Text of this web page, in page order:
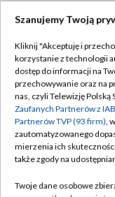
Abonament TVP
Emisja w TVP
Centrum
Naziemna
Szanujemy Twoją
Kliknij "Akceptuję i
korzystanie z technologii
dostęp do informacji na
przechowywanie oraz na
nas, czyli Telewizję Polską
Zaufanych Partnerów z
Partnerów TVP (93 firm),
zautomatyzowanego
mierzenia ich
także zgody na
Twoje dane osobowe